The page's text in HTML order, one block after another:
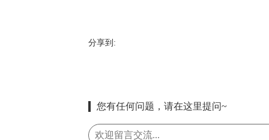
分享到:
您有任何问题，请在这里提问~